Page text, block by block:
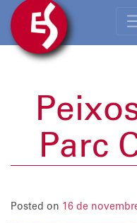
Parc
Posted on 16 de